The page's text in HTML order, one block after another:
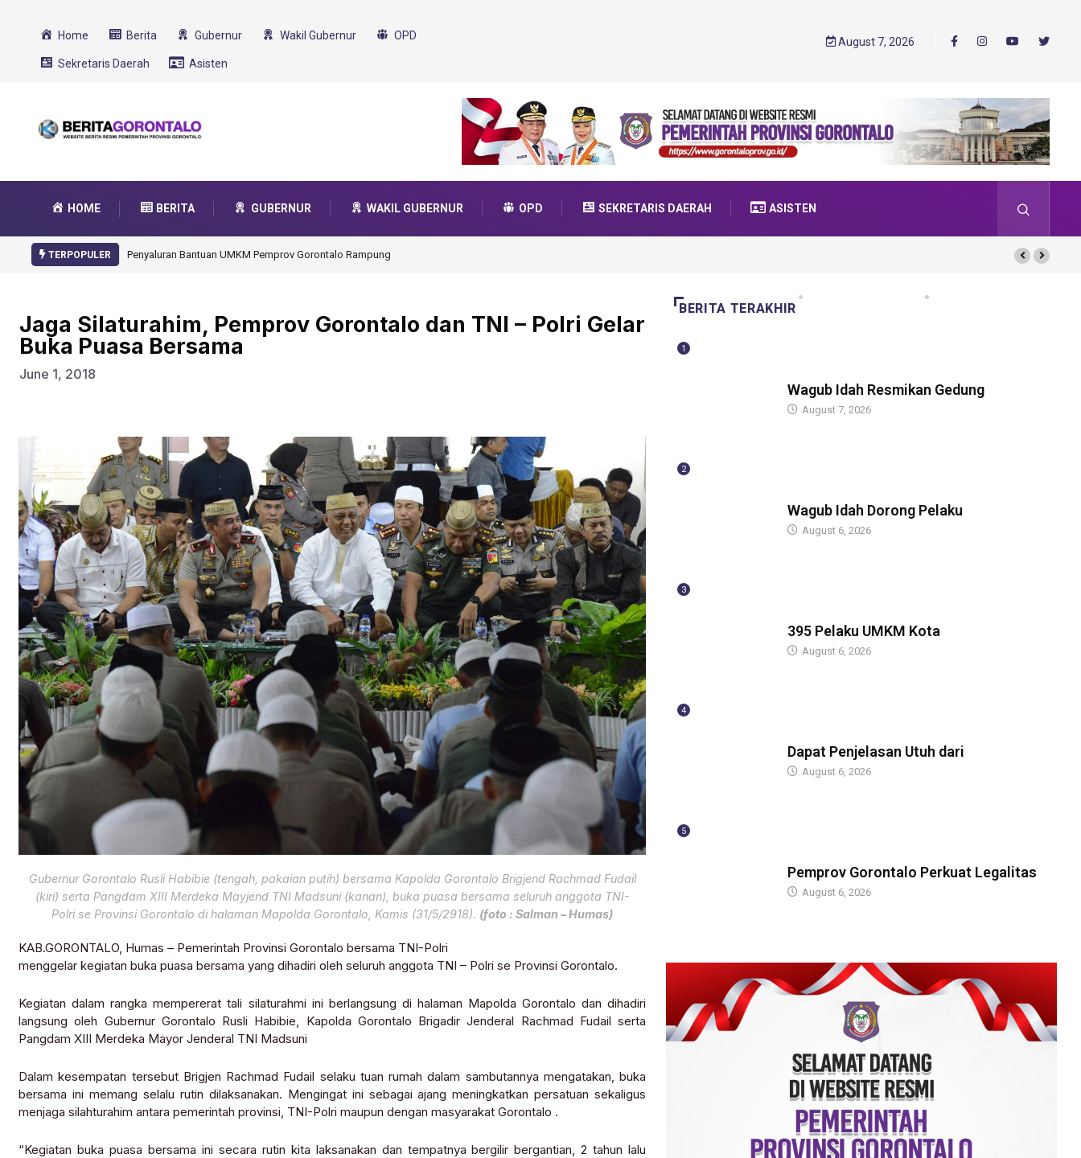
Home Berita Gubernur Wakil Gubernur OPD
Sekretaris Daerah Asisten
August 7, 2026
HOME BERITA GUBERNUR WAKIL GUBERNUR OPD SEKRETARIS DAERAH ASISTEN
TERPOPULER Gorontalo Ikut Dukung Program SMA Unggul Garuda Transformasi 2025
Jaga Silaturahim, Pemprov Gorontalo dan TNI – Polri Gelar
Buka Puasa Bersama
June 1, 2018
Gubernur Gorontalo Rusli Habibie (tengah, pakaian putih) bersama Kapolda Gorontalo Brigjend Rachmad Fudail
(kiri) serta Pangdam XIII Merdeka Mayjend TNI Madsuni (kanan), buka puasa bersama seluruh anggota TNI-
Polri se Provinsi Gorontalo di halaman Mapolda Gorontalo, Kamis (31/5/2918). (foto : Salman – Humas)
KAB.GORONTALO, Humas – Pemerintah Provinsi Gorontalo bersama TNI-Polri
menggelar kegiatan buka puasa bersama yang dihadiri oleh seluruh anggota TNI – Polri se Provinsi Gorontalo.
Kegiatan dalam rangka mempererat tali silaturahmi ini berlangsung di halaman Mapolda Gorontalo dan dihadiri
langsung oleh Gubernur Gorontalo Rusli Habibie, Kapolda Gorontalo Brigadir Jenderal Rachmad Fudail serta
Pangdam XIII Merdeka Mayor Jenderal TNI Madsuni
Dalam kesempatan tersebut Brigjen Rachmad Fudail selaku tuan rumah dalam sambutannya mengatakan, buka
bersama ini memang selalu rutin dilaksanakan. Mengingat ini sebagai ajang meningkatkan persatuan sekaligus
menjaga silahturahim antara pemerintah provinsi, TNI-Polri maupun dengan masyarakat Gorontalo .
“Kegiatan buka puasa bersama ini secara rutin kita laksanakan dan tempatnya bergilir bergantian, 2 tahun lalu
BERITA TERAKHIR
1
Wagub Idah Resmikan Gedung
August 7, 2026
2
Wagub Idah Dorong Pelaku
August 6, 2026
3
395 Pelaku UMKM Kota
August 6, 2026
4
Dapat Penjelasan Utuh dari
August 6, 2026
5
Pemprov Gorontalo Perkuat Legalitas
August 6, 2026